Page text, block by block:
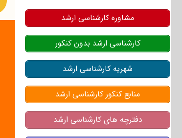
مشاوره کارشناسی ارشد
کارشناسی ارشد بدون کنکور
شهریه کارشناسی ارشد
منابع کنکور کارشناسی ارشد
دفترچه های کارشناسی ارشد